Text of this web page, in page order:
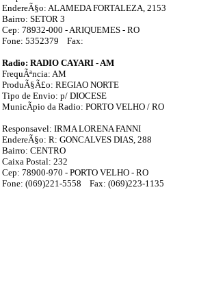
EndereÃ§o: ALAMEDA FORTALEZA, 2153
Bairro: SETOR 3
Cep: 78932-000 - ARIQUEMES - RO
Fone: 5352379 Fax:
Radio: RADIO CAYARI - AM
FrequÃªncia: AM
ProduÃ§Ã£o: REGIAO NORTE
Tipo de Envio: p/ DIOCESE
MunicÃ­pio da Radio: PORTO VELHO / RO
Responsavel: IRMA LORENA FANNI
EndereÃ§o: R: GONCALVES DIAS, 288
Bairro: CENTRO
Caixa Postal: 232
Cep: 78900-970 - PORTO VELHO - RO
Fone: (069)221-5558 Fax: (069)223-1135